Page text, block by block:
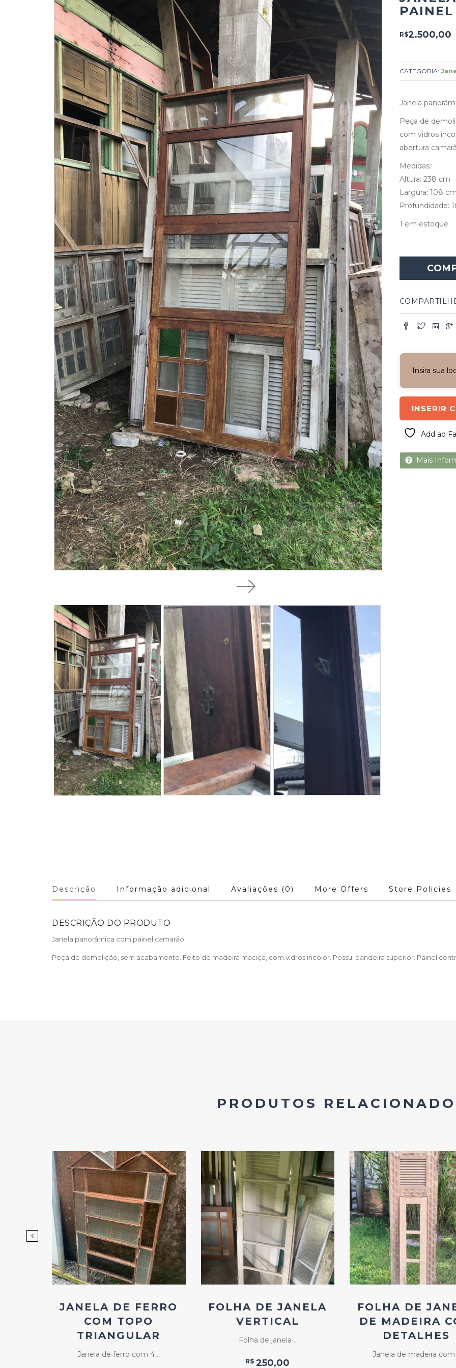
R$2.500,00
CATEGORIA:
Janela
Peça de
com vidros
abertura
Medidas:
Altura: 238 cm
Largura: 108 cm
Profundidade:
1 em estoque
Insira sua
INSERIR
Add ao
Mais
Descrição Informação adicional Avaliações (0) More Offers Store Policies
DESCRIÇÃO DO PRODUTO
Janela panorâmica com painel camarão.
Peça de demolição, sem acabamento. Feito de madeira maciça, com vidros incolor. Possui bandeira superior. Painel
PRODUTOS
Add
ao
Favoritos
JANELA DE FERRO
COM TOPO
TRIANGULAR
Janela de ferro com 4 ..
Add
ao
Favoritos
FOLHA DE JANELA
VERTICAL
Folha de janela ..
R$ 250,00
Add
ao
Favoritos
FOLHA DE
DE MADEIRA
DETALHES
Janela de madeira com